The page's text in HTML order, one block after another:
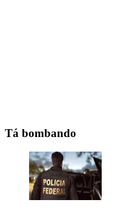
Tá bombando